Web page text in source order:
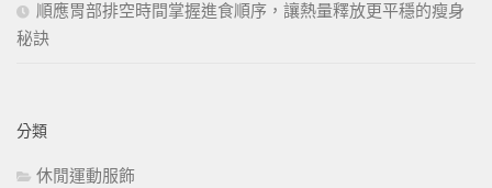
順應胃部排空時間掌握進食順序，讓熱量釋放更平穩的瘦身
秘訣
分類
休閒運動服飾